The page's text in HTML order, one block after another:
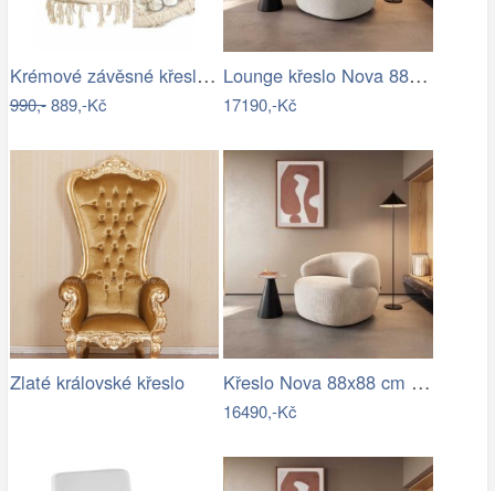
Krémové závěsné křeslo JULES 80 cm
990,-889,-Kč
Lounge křeslo Nova 88x88 cm bouclé…
17190,-Kč
Zlaté královské křeslo Křeslo Nova 88x88 cm manšestr béžová
16490,-Kč